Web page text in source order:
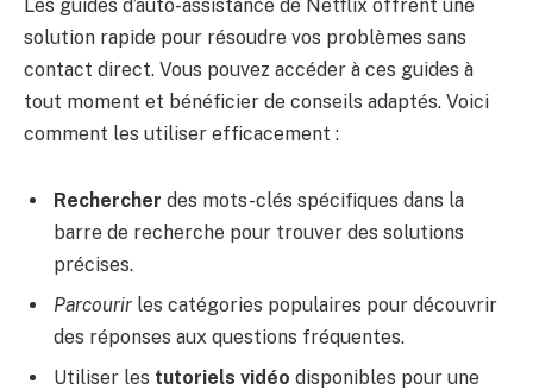
Les guides d’auto-assistance de Netflix offrent une
solution rapide pour résoudre vos problèmes sans
contact direct. Vous pouvez accéder à ces guides à
tout moment et bénéficier de conseils adaptés. Voici
comment les utiliser efficacement :
Rechercher des mots-clés spécifiques dans la
barre de recherche pour trouver des solutions
précises.
Parcourir les catégories populaires pour découvrir
des réponses aux questions fréquentes.
Utiliser les tutoriels vidéo disponibles pour une